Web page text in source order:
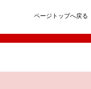
ページトップへ戻る